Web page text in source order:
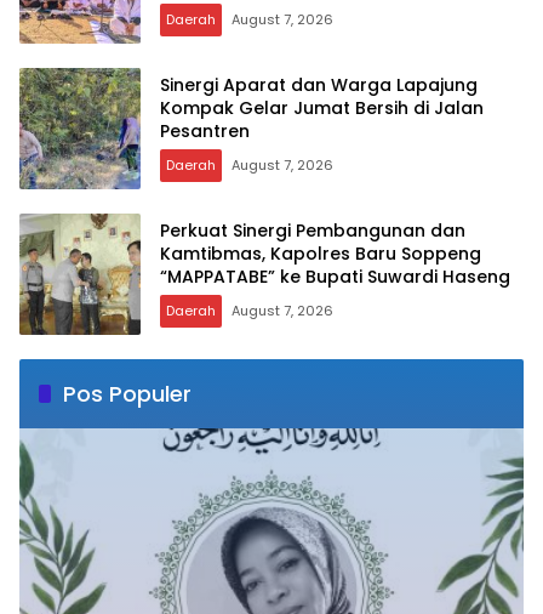
Daerah August 7, 2026
Sinergi Aparat dan Warga Lapajung
Kompak Gelar Jumat Bersih di Jalan
Pesantren
Daerah August 7, 2026
Perkuat Sinergi Pembangunan dan
Kamtibmas, Kapolres Baru Soppeng
“MAPPATABE” ke Bupati Suwardi Haseng
Daerah August 7, 2026
Pos Populer